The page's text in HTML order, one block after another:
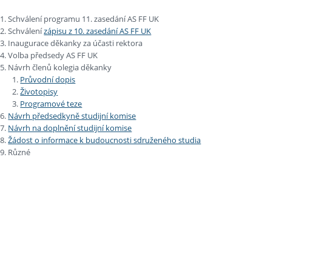
Schválení programu 11. zasedání AS FF UK
Schválenízápisu z 10. zasedání AS FF UK
Inaugurace děkanky za účasti rektora
Volba předsedy AS FF UK
Návrh členů kolegia děkanky
Průvodní dopis
Životopisy
Programové teze
Návrh předsedkyně studijní komise
Návrh na doplnění studijní komise
Žádost o informace k budoucnosti sdruženého studia
Různé